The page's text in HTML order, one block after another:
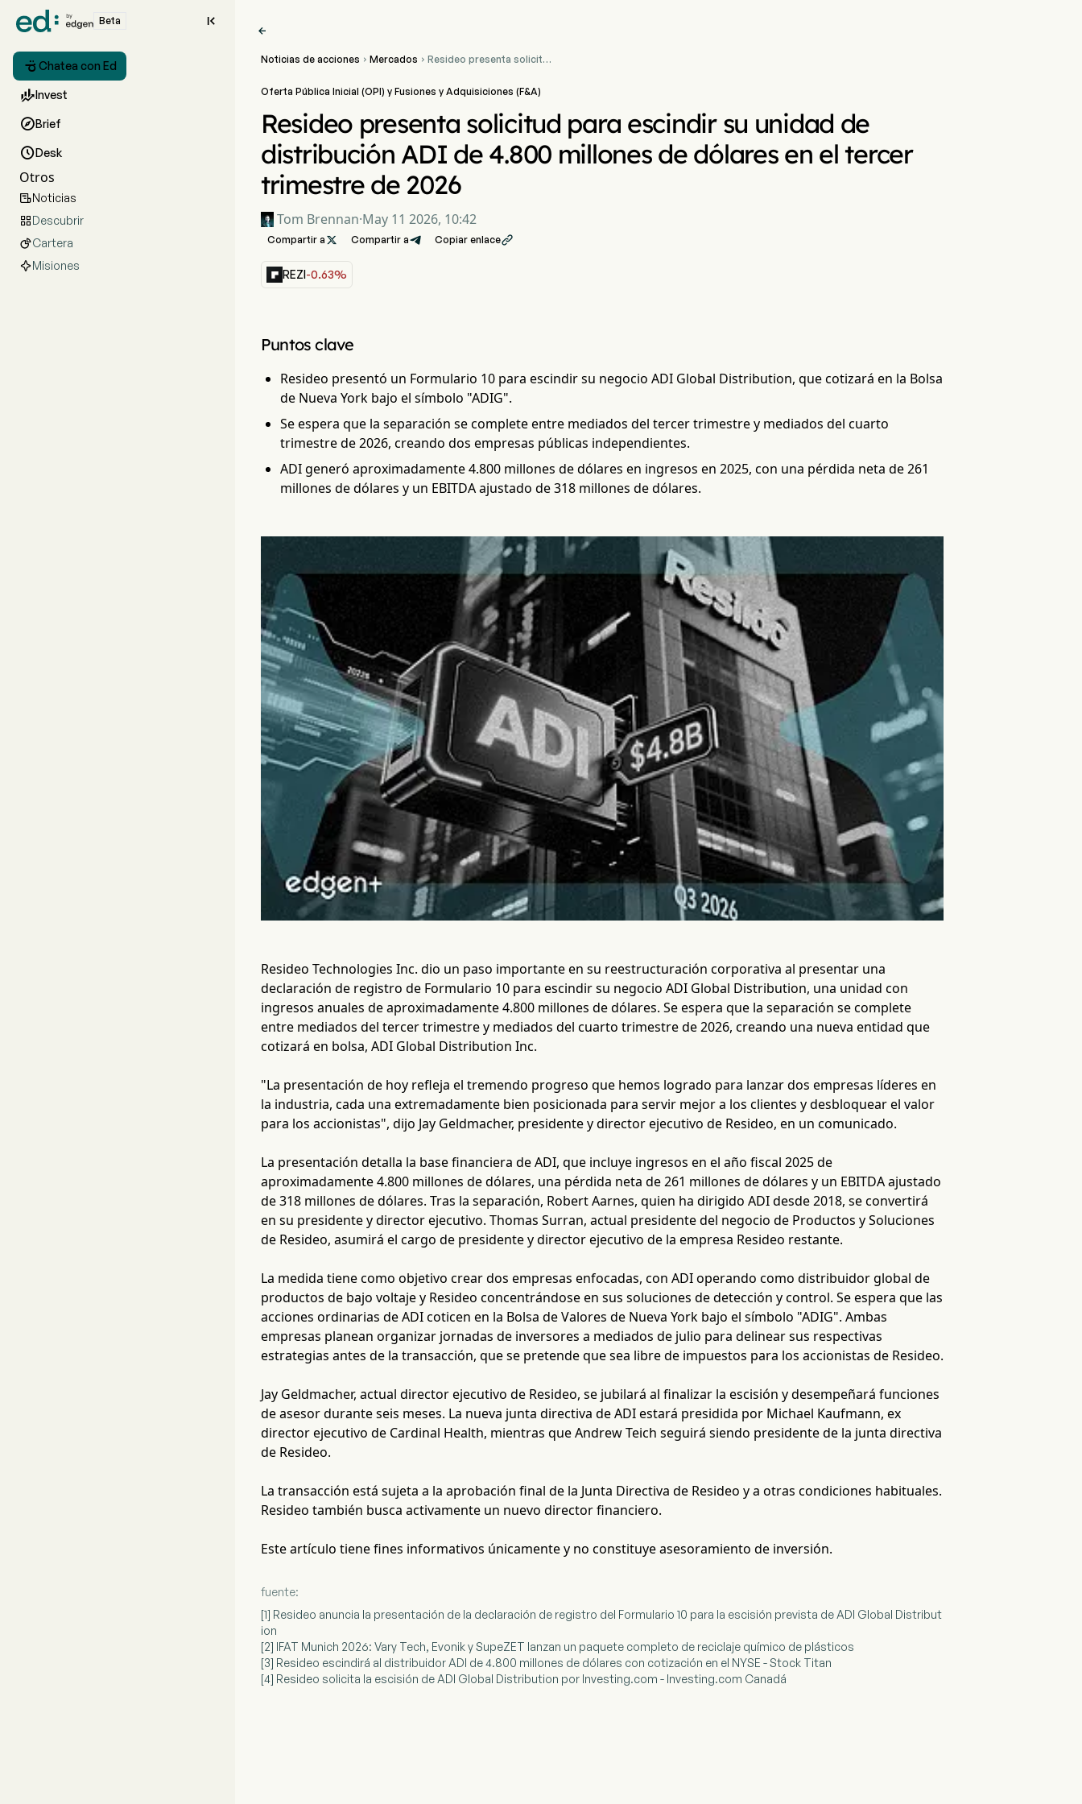
Beta 
 Chatea con Ed
Invest
Brief
Desk
Otros
Noticias
Descubrir
Cartera
Misiones

Noticias de acciones  Mercados  Resideo presenta solicitud
distribución ADI de 4.800
millones de dólares en el
tercer trimestre de 2026
Oferta Pública Inicial (OPI) y Fusiones y Adquisiciones (F&A)
Resideo presenta solicitud para escindir su unidad de
distribución ADI de 4.800 millones de dólares en el tercer
trimestre de 2026
Tom Brennan·May 11 2026, 10:42
Compartir a  Compartir a Copiar enlace
REZI-0.63%
Puntos clave
Resideo presentó un Formulario 10 para escindir su negocio ADI Global Distribution, que cotizará en la Bolsa
de Nueva York bajo el símbolo "ADIG".
Se espera que la separación se complete entre mediados del tercer trimestre y mediados del cuarto
trimestre de 2026, creando dos empresas públicas independientes.
ADI generó aproximadamente 4.800 millones de dólares en ingresos en 2025, con una pérdida neta de 261
millones de dólares y un EBITDA ajustado de 318 millones de dólares.
Resideo Technologies Inc. dio un paso importante en su reestructuración corporativa al presentar una
declaración de registro de Formulario 10 para escindir su negocio ADI Global Distribution, una unidad con
ingresos anuales de aproximadamente 4.800 millones de dólares. Se espera que la separación se complete
entre mediados del tercer trimestre y mediados del cuarto trimestre de 2026, creando una nueva entidad que
cotizará en bolsa, ADI Global Distribution Inc.
"La presentación de hoy refleja el tremendo progreso que hemos logrado para lanzar dos empresas líderes en
la industria, cada una extremadamente bien posicionada para servir mejor a los clientes y desbloquear el valor
para los accionistas", dijo Jay Geldmacher, presidente y director ejecutivo de Resideo, en un comunicado.
La presentación detalla la base financiera de ADI, que incluye ingresos en el año fiscal 2025 de
aproximadamente 4.800 millones de dólares, una pérdida neta de 261 millones de dólares y un EBITDA ajustado
de 318 millones de dólares. Tras la separación, Robert Aarnes, quien ha dirigido ADI desde 2018, se convertirá
en su presidente y director ejecutivo. Thomas Surran, actual presidente del negocio de Productos y Soluciones
de Resideo, asumirá el cargo de presidente y director ejecutivo de la empresa Resideo restante.
La medida tiene como objetivo crear dos empresas enfocadas, con ADI operando como distribuidor global de
productos de bajo voltaje y Resideo concentrándose en sus soluciones de detección y control. Se espera que las
acciones ordinarias de ADI coticen en la Bolsa de Valores de Nueva York bajo el símbolo "ADIG". Ambas
empresas planean organizar jornadas de inversores a mediados de julio para delinear sus respectivas
estrategias antes de la transacción, que se pretende que sea libre de impuestos para los accionistas de Resideo.
Jay Geldmacher, actual director ejecutivo de Resideo, se jubilará al finalizar la escisión y desempeñará funciones
de asesor durante seis meses. La nueva junta directiva de ADI estará presidida por Michael Kaufmann, ex
director ejecutivo de Cardinal Health, mientras que Andrew Teich seguirá siendo presidente de la junta directiva
de Resideo.
La transacción está sujeta a la aprobación final de la Junta Directiva de Resideo y a otras condiciones habituales.
Resideo también busca activamente un nuevo director financiero.
Este artículo tiene fines informativos únicamente y no constituye asesoramiento de inversión.
fuente:
[1] Resideo anuncia la presentación de la declaración de registro del Formulario 10 para la escisión prevista de ADI Global Distribut
ion
[2] IFAT Munich 2026: Vary Tech, Evonik y SupeZET lanzan un paquete completo de reciclaje químico de plásticos
[3] Resideo escindirá al distribuidor ADI de 4.800 millones de dólares con cotización en el NYSE - Stock Titan
[4] Resideo solicita la escisión de ADI Global Distribution por Investing.com - Investing.com Canadá